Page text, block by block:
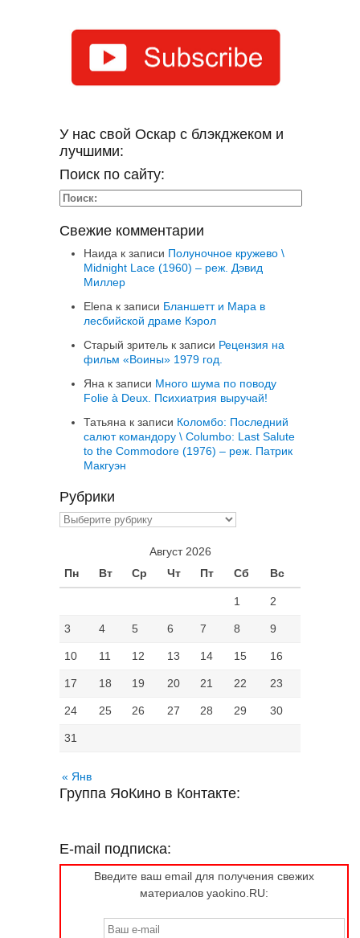
У нас свой Оскар с блэкджеком и
лучшими:
Поиск по сайту:
Свежие комментарии
Наида к записи Полуночное кружево \
Midnight Lace (1960) – реж. Дэвид
Миллер
Elena к записи Бланшетт и Мара в
лесбийской драме Кэрол
Старый зритель к записи Рецензия на
фильм «Воины» 1979 год.
Яна к записи Много шума по поводу
Folie à Deux. Психиатрия выручай!
Татьяна к записи Коломбо: Последний
салют командору \ Columbo: Last Salute
to the Commodore (1976) – реж. Патрик
Макгуэн
Рубрики
Рубрики
Август 2026
Пн
Вт Ср Чт Пт Сб Вс
1 2
3 4 5 6 7 8 9
10 11 12 13 14 15 16
17 18 19 20 21 22 23
24 25 26 27 28 29 30
31
« Янв
Группа ЯоКино в Контакте:
E-mail подписка:
Введите ваш email для получения свежих
материалов yaokino.RU: